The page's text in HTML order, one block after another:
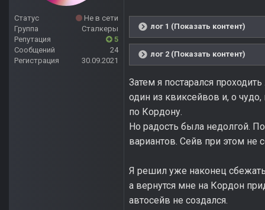
Статус
Не в сети
Группа
Сталкеры
Репутация
5
Сообщений
24
Регистрация
30.09.2021
лог 1 (Показать контент)
лог 2 (Показать контент)
Затем я постарался
один из квиксейвов и, о чудо,
по Кордону.
Но радость была недолгой.
вариантов. Сейв при этом не
Я решил уже наконец
а вернутся мне на Кордон
автосейв не создался.